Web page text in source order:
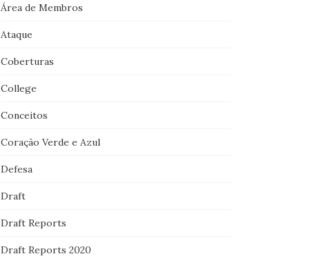
Área de Membros
Ataque
Coberturas
College
Conceitos
Coração Verde e Azul
Defesa
Draft
Draft Reports
Draft Reports 2020